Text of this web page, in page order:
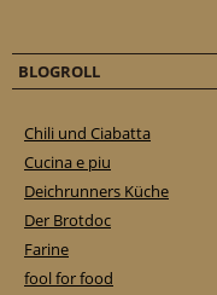
BLOGROLL
Chili und Ciabatta
Cucina e piu
Deichrunners Küche
Der Brotdoc
Farine
fool for food